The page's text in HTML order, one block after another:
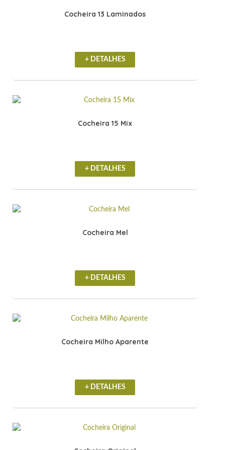
Cocheira 13 Laminados
+ DETALHES
Cocheira 15 Mix
+ DETALHES
Cocheira Mel
+ DETALHES
Cocheira Milho Aparente
+ DETALHES